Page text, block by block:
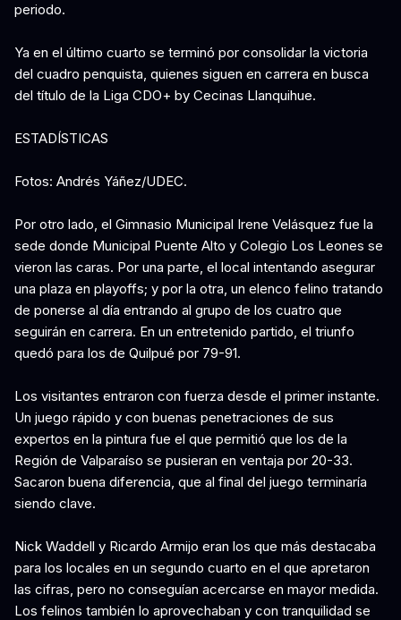
periodo.
Ya en el último cuarto se terminó por consolidar la victoria
del cuadro penquista, quienes siguen en carrera en busca
del título de la Liga CDO+ by Cecinas Llanquihue.
ESTADÍSTICAS
Fotos: Andrés Yáñez/UDEC.
Por otro lado, el Gimnasio Municipal Irene Velásquez fue la
sede donde Municipal Puente Alto y Colegio Los Leones se
vieron las caras. Por una parte, el local intentando asegurar
una plaza en playoffs; y por la otra, un elenco felino tratando
de ponerse al día entrando al grupo de los cuatro que
seguirán en carrera. En un entretenido partido, el triunfo
quedó para los de Quilpué por 79-91.
Los visitantes entraron con fuerza desde el primer instante.
Un juego rápido y con buenas penetraciones de sus
expertos en la pintura fue el que permitió que los de la
Región de Valparaíso se pusieran en ventaja por 20-33.
Sacaron buena diferencia, que al final del juego terminaría
siendo clave.
Nick Waddell y Ricardo Armijo eran los que más destacaba
para los locales en un segundo cuarto en el que apretaron
las cifras, pero no conseguían acercarse en mayor medida.
Los felinos también lo aprovechaban y con tranquilidad se